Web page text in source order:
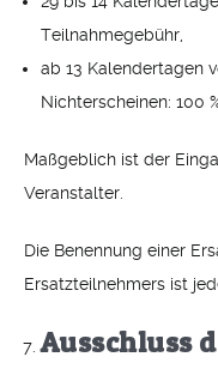
Teilnahmegebühr,
ab 13 Kalendertagen
Nichterscheinen: 100
Maßgeblich ist der
Veranstalter.
Die Benennung einer
Ersatzteilnehmers ist
Ausschluss